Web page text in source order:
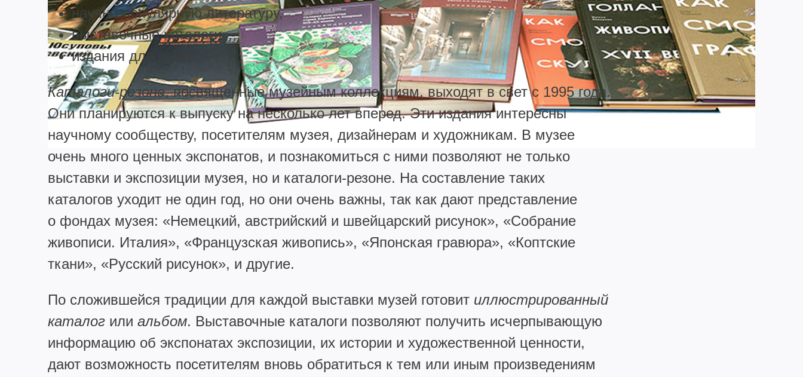
научно-популярную литературу,
выставочные каталоги,
издания для детей.
Каталоги-резоне, посвященные музейным коллекциям, выходят в свет с 1995 года.
Они планируются к выпуску на несколько лет вперед. Эти издания интересны
научному сообществу, посетителям музея, дизайнерам и художникам. В музее
очень много ценных экспонатов, и познакомиться с ними позволяют не только
выставки и экспозиции музея, но и каталоги-резоне. На составление таких
каталогов уходит не один год, но они очень важны, так как дают представление
о фондах музея: «Немецкий, австрийский и швейцарский рисунок», «Собрание
живописи. Италия», «Французская живопись», «Японская гравюра», «Коптские
ткани», «Русский рисунок», и другие.
По сложившейся традиции для каждой выставки музей готовит иллюстрированный
каталог или альбом. Выставочные каталоги позволяют получить исчерпывающую
информацию об экспонатах экспозиции, их истории и художественной ценности,
дают возможность посетителям вновь обратиться к тем или иным произведениям